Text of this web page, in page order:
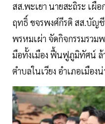
สส.พะเยา นายสะถิระ เผื
ฤทธิ์ ขจรพงศ์กีรติ สส.บัญ
พรหมเผ่า จัดกิจกรรมรวม
มือทั้งเมือง ฟื้นฟูภูมิทัศน์
ตำบลในเวียง อำเภอเมือง